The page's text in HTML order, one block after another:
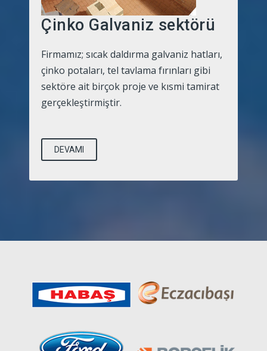
Çinko Galvaniz sektörü
Firmamız; sıcak daldırma galvaniz hatları,
çinko potaları, tel tavlama fırınları gibi
sektöre ait birçok proje ve kısmi tamirat
gerçekleştirmiştir.
DEVAMI